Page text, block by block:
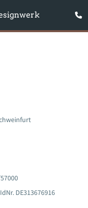
DE313676916